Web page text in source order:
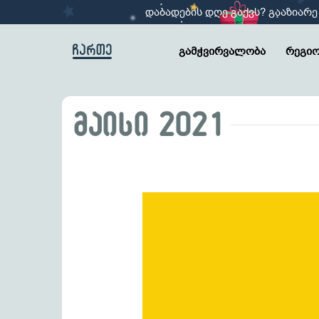
დაბადების დღე გაქვს?
გამჭვირვალობა
მაისი 2021